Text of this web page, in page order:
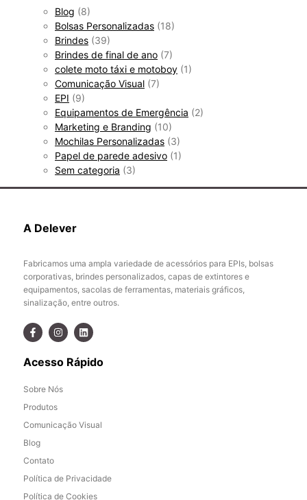
Blog (8)
Bolsas Personalizadas (18)
Brindes (39)
Brindes de final de ano (7)
colete moto táxi e motoboy (1)
Comunicação Visual (7)
EPI (9)
Equipamentos de Emergência (2)
Marketing e Branding (10)
Mochilas Personalizadas (3)
Papel de parede adesivo (1)
Sem categoria (3)
A Delever
Fabricamos uma ampla variedade de acessórios para EPIs, bolsas
corporativas, brindes personalizados, capas de extintores e
equipamentos, sacolas de ferramentas, materiais gráficos,
sinalização, entre outros.
Acesso Rápido
Sobre Nós
Produtos
Comunicação Visual
Blog
Contato
Política de Privacidade
Política de Cookies